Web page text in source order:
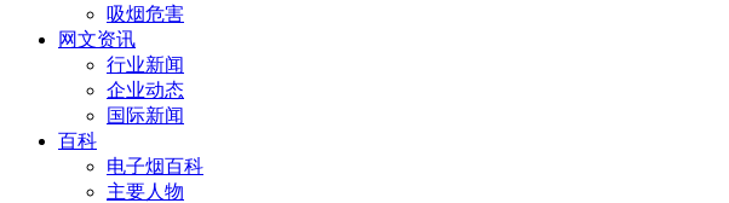
吸烟危害
网文资讯
行业新闻
企业动态
国际新闻
百科
电子烟百科
主要人物